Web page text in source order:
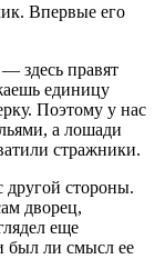
Впервые его
здесь правят
единицу
Поэтому у нас
а лошади
стражники.
другой стороны.
дворец,
еще
был ли смысл ее